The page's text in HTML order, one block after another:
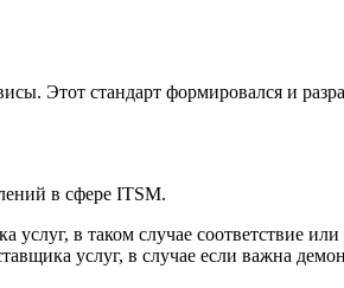
Этот стандарт формировался и
в сфере ITSM.
в таком случае соответствие
услуг, в случае если важна